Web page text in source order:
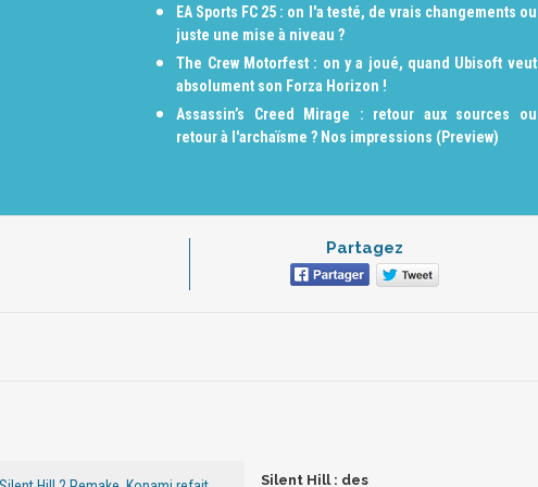
EA Sports FC 25 : on l'a testé, de vrais changements ou
juste une mise à niveau ?
The Crew Motorfest : on y a joué, quand Ubisoft veut
absolument son Forza Horizon !
Assassin’s Creed Mirage : retour aux sources ou
retour à l'archaïsme ? Nos impressions (Preview)
Partagez
Silent Hill : des